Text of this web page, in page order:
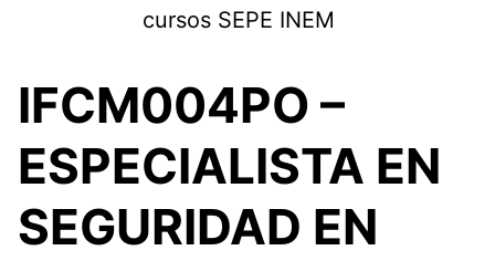
cursos SEPE INEM
IFCM004PO –
ESPECIALISTA EN
SEGURIDAD EN